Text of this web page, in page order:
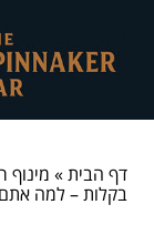
דף הבית» מינוף
בקלות – למה אתם